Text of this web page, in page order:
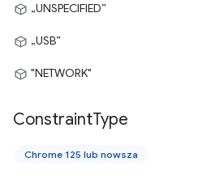
„UNSPECIFIED”
„USB”
"NETWORK"
ConstraintType
Chrome 125 lub nowsza